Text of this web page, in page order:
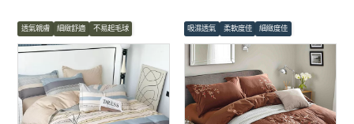
透氣親膚 細緻舒適 不易起毛球 吸濕透氣 柔軟度佳 細緻度佳